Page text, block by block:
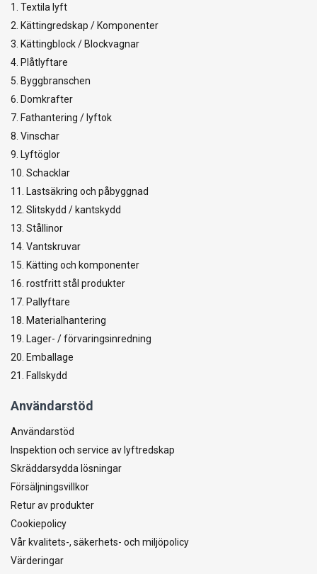
1. Textila lyft
2. Kättingredskap / Komponenter
3. Kättingblock / Blockvagnar
4. Plåtlyftare
5. Byggbranschen
6. Domkrafter
7. Fathantering / lyftok
8. Vinschar
9. Lyftöglor
10. Schacklar
11. Lastsäkring och påbyggnad
12. Slitskydd / kantskydd
13. Stållinor
14. Vantskruvar
15. Kätting och komponenter
16. rostfritt stål produkter
17. Pallyftare
18. Materialhantering
19. Lager- / förvaringsinredning
20. Emballage
21. Fallskydd
Användarstöd
Användarstöd
Inspektion och service av lyftredskap
Skräddarsydda lösningar
Försäljningsvillkor
Retur av produkter
Cookiepolicy
Vår kvalitets-, säkerhets- och miljöpolicy
Värderingar